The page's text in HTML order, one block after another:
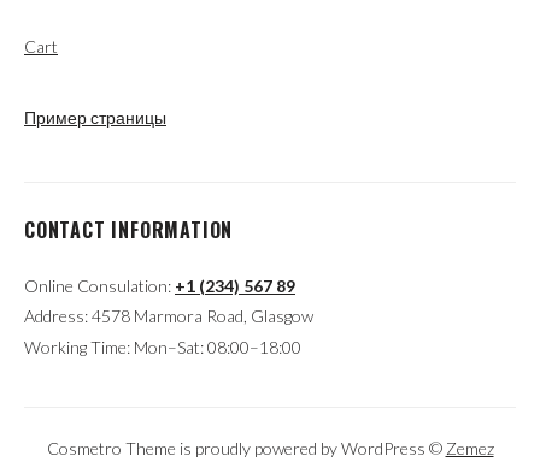
Cart
Пример страницы
CONTACT INFORMATION
Online Consulation: +1 (234) 567 89
Address: 4578 Marmora Road, Glasgow
Working Time: Mon–Sat: 08:00–18:00
Cosmetro Theme is proudly powered by WordPress © Zemez